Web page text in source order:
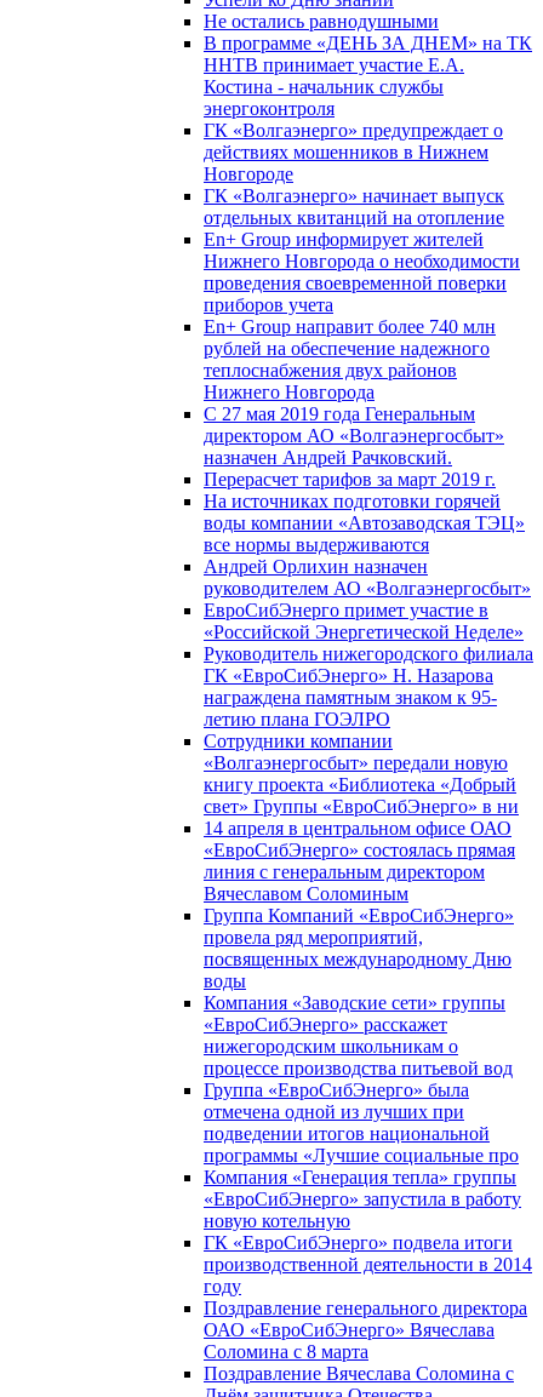
Не остались равнодушными
В программе «ДЕНЬ ЗА ДНЕМ» на ТК
ННТВ принимает участие Е.А.
Костина - начальник службы
энергоконтроля
ГК «Волгаэнерго» предупреждает о
действиях мошенников в Нижнем
Новгороде
ГК «Волгаэнерго» начинает выпуск
отдельных квитанций на отопление
En+ Group информирует жителей
Нижнего Новгорода о необходимости
проведения своевременной поверки
приборов учета
En+ Group направит более 740 млн
рублей на обеспечение надежного
теплоснабжения двух районов
Нижнего Новгорода
С 27 мая 2019 года Генеральным
директором АО «Волгаэнергосбыт»
назначен Андрей Рачковский.
Перерасчет тарифов за март 2019 г.
На источниках подготовки горячей
воды компании «Автозаводская ТЭЦ»
все нормы выдерживаются
Андрей Орлихин назначен
руководителем АО «Волгаэнергосбыт»
ЕвроСибЭнерго примет участие в
«Российской Энергетической Неделе»
Руководитель нижегородского филиала
ГК «ЕвроСибЭнерго» Н. Назарова
награждена памятным знаком к 95-
летию плана ГОЭЛРО
Сотрудники компании
«Волгаэнергосбыт» передали новую
книгу проекта «Библиотека «Добрый
свет» Группы «ЕвроСибЭнерго» в ни
14 апреля в центральном офисе ОАО
«ЕвроСибЭнерго» состоялась прямая
линия с генеральным директором
Вячеславом Соломиным
Группа Компаний «ЕвроСибЭнерго»
провела ряд мероприятий,
посвященных международному Дню
воды
Компания «Заводские сети» группы
«ЕвроСибЭнерго» расскажет
нижегородским школьникам о
процессе производства питьевой вод
Группа «ЕвроСибЭнерго» была
отмечена одной из лучших при
подведении итогов национальной
программы «Лучшие социальные про
Компания «Генерация тепла» группы
«ЕвроСибЭнерго» запустила в работу
новую котельную
ГК «ЕвроСибЭнерго» подвела итоги
производственной деятельности в 2014
году
Поздравление генерального директора
ОАО «ЕвроСибЭнерго» Вячеслава
Соломина с 8 марта
Поздравление Вячеслава Соломина с